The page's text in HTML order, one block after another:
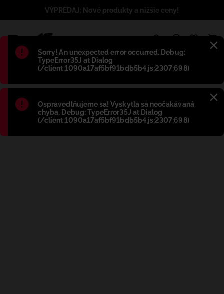
Błąd:
Sorry! An unexpected error occurred. Debug:
TypeError35J at Dialog
(/client.1090a17af5bf91bdb5b4.js:2307:698)
Błąd:
Ospravedlňujeme sa! Vyskytla sa neočakávaná
chyba. Debug: TypeError35J at Dialog
(/client.1090a17af5bf91bdb5b4.js:2307:698)
VÝPREDAJ: Nové produkty a nižšie ceny!